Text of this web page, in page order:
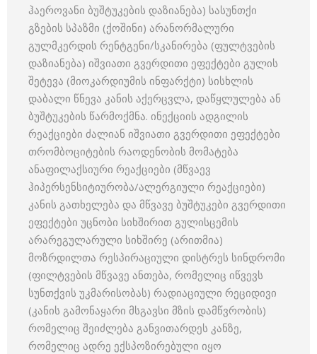
ჰაეროვანი ბუშტუკების დაზიანება) სასუნთქი
გზების სპაზმი (ქოშინი) არანორმალური
გულმკერდის რენტგენი/სკანირება (ფულტვების
დაზიანება) იშვიათი გვერდითი ეფექტები გულის
შეტევა (მიოკარდიუმის ინფარქტი) სისხლის
დაბალი წნევა კანის აქერცვლა, დაწყლულება ან
ბუშტუკების წარმოქმნა. ინექციის ადგილის
რეაქციები ძალიან იშვიათი გვერდითი ეფექტები
თრომბოციტების რაოდენობის მომატება
ანაფილაქსიური რეაქციები (მწვაევ
ჰიპერსენსიტიურობა/ალერგიული რეაქციები)
კანის გათხელება და მწვავე ბუშტუკები გვერდითი
ეფექტები უცნობი სიხშირით გულისცემის
არარეგულარული სიხშირე (არითმია)
მოზრდილთა რესპირაციული დისტრეს სინდრომი
(ფილტვების მწვავე ანთება, რომელიც იწვევს
სუნთქვის უკმარისობას) რადიაციული რეციდივი
(კანის გამონაყარი მსგავსი მზის დამწვრობის)
რომელიც შეიძლება განვითარდეს კანზე,
რომელიც ადრე ექსპოზირებული იყო